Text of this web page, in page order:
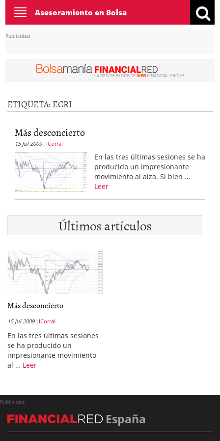
Toggle
navigation
Asesoramiento en Bolsa
Publicidad
ETIQUETA: ECRI
Más desconcierto
15 Jul 2009 ICorral
En las tres últimas sesiones se ha
producido un impresionante
movimiento al alza. Si bien …
Leer
Últimos artículos
Más desconcierto
15 Jul 2009 ICorral
En las tres últimas sesiones
se ha producido un
impresionante movimiento
al … Leer
Publicidad
España